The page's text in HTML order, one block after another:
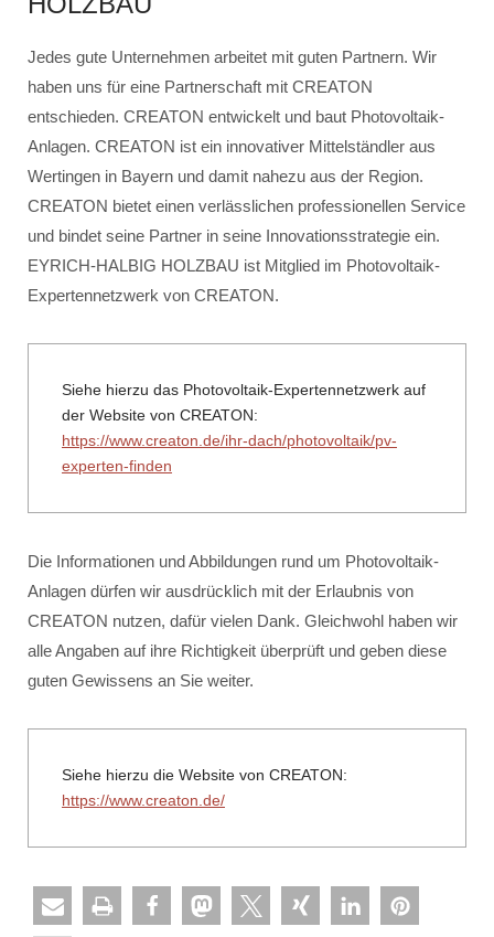
Jedes gute Unternehmen arbeitet mit guten Partnern. Wir
haben uns für eine Partnerschaft mit CREATON
entschieden. CREATON entwickelt und baut Photovoltaik-
Anlagen. CREATON ist ein innovativer Mittelständler aus
Wertingen in Bayern und damit nahezu aus der Region.
CREATON bietet einen verlässlichen professionellen Service
und bindet seine Partner in seine Innovationsstrategie ein.
EYRICH-HALBIG HOLZBAU ist Mitglied im Photovoltaik-
Expertennetzwerk von CREATON.
Siehe hierzu das Photovoltaik-Expertennetzwerk auf
der Website von CREATON:
https://www.creaton.de/ihr-dach/photovoltaik/pv-
experten-finden
Die Informationen und Abbildungen rund um Photovoltaik-
Anlagen dürfen wir ausdrücklich mit der Erlaubnis von
CREATON nutzen, dafür vielen Dank. Gleichwohl haben wir
alle Angaben auf ihre Richtigkeit überprüft und geben diese
guten Gewissens an Sie weiter.
Siehe hierzu die Website von CREATON:
https://www.creaton.de/